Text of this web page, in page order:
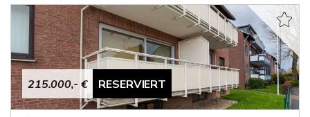
215.000,- € RESERVIERT